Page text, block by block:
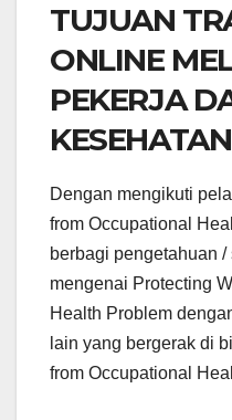
TUJUAN
ONLINE
PEKERJA
Dengan mengikuti
from Occupational
berbagi pengetahuan
mengenai Protecting
Health Problem
lain yang bergerak di
from Occupational